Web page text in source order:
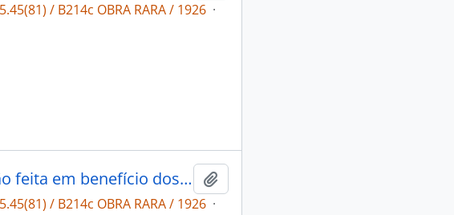
/ B214c OBRA RARA / 1926 ·
A cruz indígena (Publicação feita em benefício dos índios amazonenses do rio Jauapery)
/ B214c OBRA RARA / 1926 ·